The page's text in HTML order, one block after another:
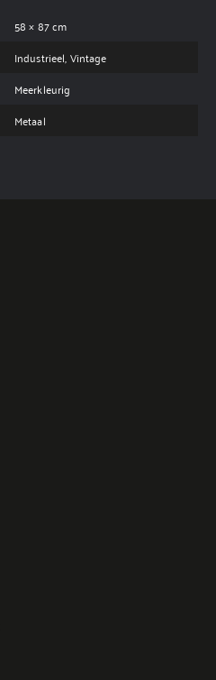
58 × 87 cm
Industrieel, Vintage
Meerkleurig
Metaal